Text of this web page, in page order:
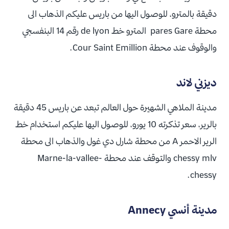
دقيقة بالمترو، للوصول اليها من باريس عليكم الذهاب الى
محطة pares Gare المترو خط de lyon رقم 14 البنفسجي
والوقوف عند محطة Cour Saint Emillion.
ديزني لاند
مدينة الملاهي الشهيرة حول العالم تبعد عن باريس 45 دقيقة
بالرير، سعر تذكرته 10 يورو، للوصول اليها عليكم استخدام خط
الرير الاحمر A من محطة شارل دي غول والذهاب الى محطة
chessy mlv والتوقف عند محطة Marne-la-vallee-
chessy.
مدينة أنسي Annecy